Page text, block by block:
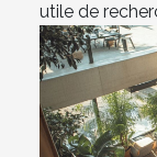
utile de